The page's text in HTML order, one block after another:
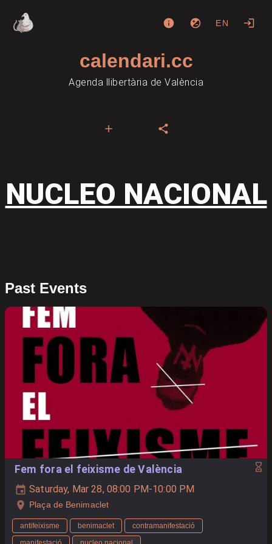
EN
calendari.cc
Agenda llibertària de València
NUCLEO NACIONAL
Past Events
Fem fora el feixisme de València
Saturday, Mar 28, 08:00 PM-10:00 PM
Plaça de Benimaclet
antifeixisme benimaclet
contramanifestació